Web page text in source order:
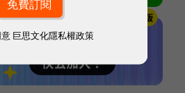
巨思文化隱私權政策